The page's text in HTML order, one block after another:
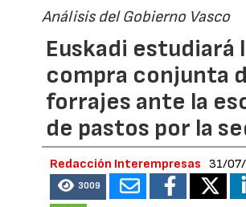
Análisis del Gobierno Vasco
Euskadi estudiará
compra conjunta
forrajes ante la
de pastos por la
Redacción Interempresas 31/
3009